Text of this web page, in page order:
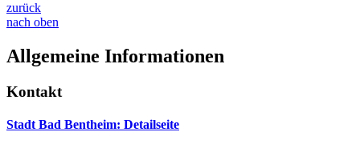
zurück
nach oben
Allgemeine Informationen
Kontakt
Stadt Bad Bentheim: Detailseite